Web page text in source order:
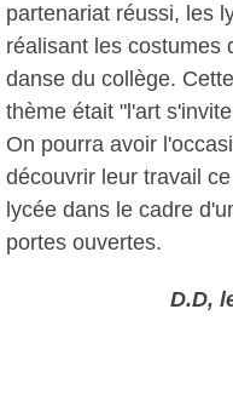
partenariat réussi, les
réalisant les costumes
danse du collège.
thème était "l'art
On pourra avoir
découvrir leur travail
lycée dans le cadre
portes ouvertes.
D.D,